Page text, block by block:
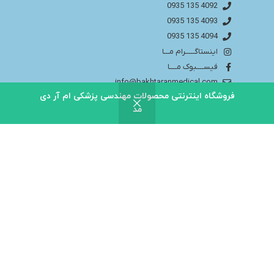
فروشگاه اینترنتی محصولات مهندسی پزشکی ام آر دی
مد
4092 135 0935
4093 135 0935
4094 135 0935
اینستاگـــــرام مـــا
فیســــبوک مــــا
info@bakhtaranmedical.com